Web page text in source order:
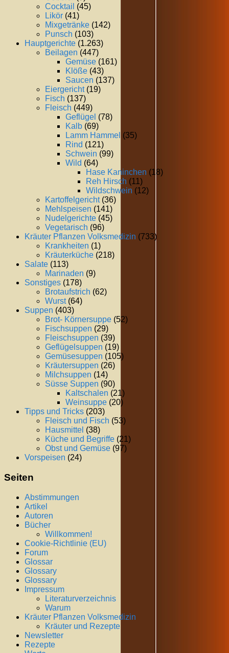
Cocktail (45)
Likör (41)
Mixgetränke (142)
Punsch (103)
Hauptgerichte (1.263)
Beilagen (447)
Gemüse (161)
Klöße (43)
Saucen (137)
Eiergericht(19)
Fisch (137)
Fleisch (449)
Geflügel (78)
Kalb (69)
Lamm Hammel (35)
Rind (121)
Schwein (99)
Wild (64)
Hase Kaninchen (18)
Reh Hirsch (11)
Wildschwein (12)
Kartoffelgericht(36)
Mehlspeisen (141)
Nudelgerichte (45)
Vegetarisch (96)
Kräuter Pflanzen Volksmedizin (733)
Krankheiten (1)
Kräuterküche (218)
Salate (113)
Marinaden (9)
Sonstiges (178)
Brotaufstrich (62)
Wurst(64)
Suppen (403)
Brot- Körnersuppe (52)
Fischsuppen (29)
Fleischsuppen (39)
Geflügelsuppen (19)
Gemüsesuppen (105)
Kräutersuppen (26)
Milchsuppen (14)
Süsse Suppen (90)
Kaltschalen (21)
Weinsuppe (20)
Tipps und Tricks (203)
Fleisch und Fisch (53)
Hausmittel (38)
Küche und Begriffe (21)
Obst und Gemüse (97)
Vorspeisen (24)
Seiten
Abstimmungen
Artikel
Autoren
Bücher
Willkommen!
Cookie-Richtlinie (EU)
Forum
Glossar
Glossary
Glossary
Impressum
Literaturverzeichnis
Warum
Kräuter Pflanzen Volksmedizin
Kräuter und Rezepte
Newsletter
Rezepte